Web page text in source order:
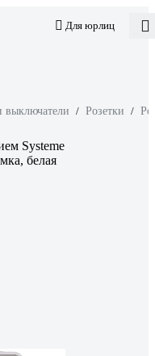
Для юрлиц
выключатели / Розетки /